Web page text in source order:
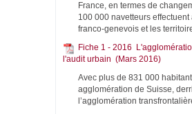
France, en termes de
100 000 navetteurs
franco-genevois et les
Fiche 1 - 2016
l'audit urbain (Mars 2016)
Avec plus de 831 000
agglomération de Suisse,
l’agglomération